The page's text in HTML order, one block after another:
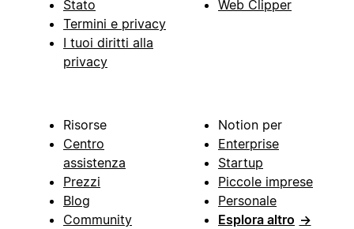
Stato
Termini e privacy
I tuoi diritti alla
privacy
Web Clipper
Risorse
Centro
assistenza
Prezzi
Blog
Community
Notion per
Enterprise
Startup
Piccole imprese
Personale
Esplora altro →